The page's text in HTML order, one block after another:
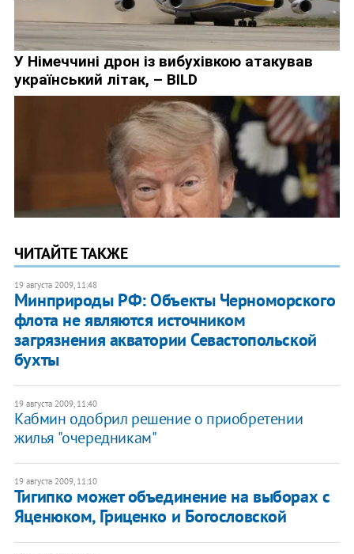
ЧИТАЙТЕ ТАКЖЕ
19 августа 2009, 11:48
Минприроды РФ: Объекты Черноморского
флота не являются источником
загрязнения акватории Севастопольской
бухты
19 августа 2009, 11:40
Кабмин одобрил решение о приобретении
жилья "очередникам"
19 августа 2009, 11:10
Тигипко может объединение на выборах с
Яценюком, Гриценко и Богословской